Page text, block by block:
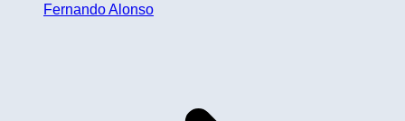
Fernando Alonso